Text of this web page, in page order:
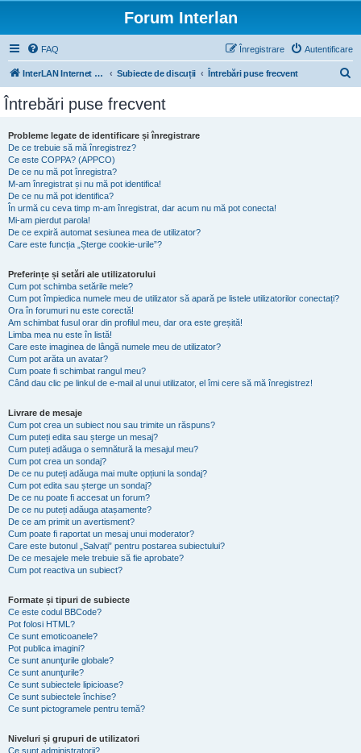
Forum Interlan
FAQ Autentificare
Înregistrare
InterLAN Internet Exchange Subiecte de discuții Întrebări puse frecvent
Întrebări puse frecvent
Probleme legate de identificare și înregistrare
De ce trebuie să mă înregistrez?
Ce este COPPA? (APPCO)
De ce nu mă pot înregistra?
M-am înregistrat și nu mă pot identifica!
De ce nu mă pot identifica?
În urmă cu ceva timp m-am înregistrat, dar acum nu mă pot conecta!
Mi-am pierdut parola!
De ce expiră automat sesiunea mea de utilizator?
Care este funcția „Șterge cookie-urile”?
Preferințe și setări ale utilizatorului
Cum pot schimba setările mele?
Cum pot împiedica numele meu de utilizator să apară pe listele utilizatorilor conectați?
Ora în forumuri nu este corectă!
Am schimbat fusul orar din profilul meu, dar ora este greșită!
Limba mea nu este în listă!
Care este imaginea de lângă numele meu de utilizator?
Cum pot arăta un avatar?
Cum poate fi schimbat rangul meu?
Când dau clic pe linkul de e-mail al unui utilizator, el îmi cere să mă înregistrez!
Livrare de mesaje
Cum pot crea un subiect nou sau trimite un răspuns?
Cum puteți edita sau șterge un mesaj?
Cum puteți adăuga o semnătură la mesajul meu?
Cum pot crea un sondaj?
De ce nu puteți adăuga mai multe opțiuni la sondaj?
Cum pot edita sau șterge un sondaj?
De ce nu poate fi accesat un forum?
De ce nu puteți adăuga atașamente?
De ce am primit un avertisment?
Cum poate fi raportat un mesaj unui moderator?
Care este butonul „Salvați” pentru postarea subiectului?
De ce mesajele mele trebuie să fie aprobate?
Cum pot reactiva un subiect?
Formate și tipuri de subiecte
Ce este codul BBCode?
Pot folosi HTML?
Ce sunt emoticoanele?
Pot publica imagini?
Ce sunt anunţurile globale?
Ce sunt anunţurile?
Ce sunt subiectele lipicioase?
Ce sunt subiectele închise?
Ce sunt pictogramele pentru temă?
Niveluri și grupuri de utilizatori
Ce sunt administratorii?